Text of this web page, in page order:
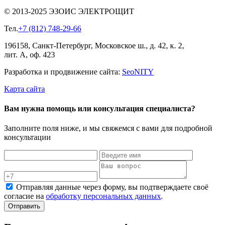
© 2013-2025 ЭЗОИС ЭЛЕКТРОЩИТ
Тел.+7 (812) 748-29-66
196158, Санкт-Петербург, Московское ш., д. 42, к. 2,
лит. А, оф. 423
Разработка и продвижение сайта: SeoNITY
Карта сайта
Вам нужна помощь или консультация специалиста?
Заполните поля ниже, и мы свяжемся с вами для подробной
консультации
Отправляя данные через форму, вы подтверждаете своё
согласие на обработку персональных данных.
Отправить